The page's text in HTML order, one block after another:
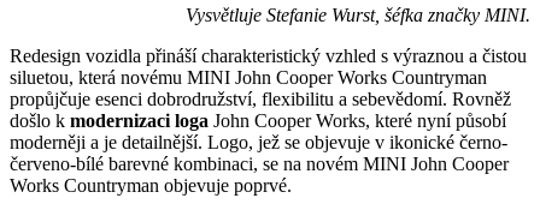
Vysvětluje Stefanie Wurst, šéfka značky MINI.
Redesign vozidla přináší charakteristický vzhled s výraznou a čistou
siluetou, která novému MINI John Cooper Works Countryman
propůjčuje esenci dobrodružství, flexibilitu a sebevědomí. Rovněž
došlo k modernizaci loga John Cooper Works, které nyní působí
moderněji a je detailnější. Logo, jež se objevuje v ikonické černo-
červeno-bílé barevné kombinaci, se na novém MINI John Cooper
Works Countryman objevuje poprvé.